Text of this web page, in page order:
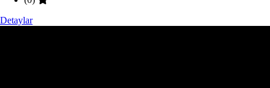
Detaylar